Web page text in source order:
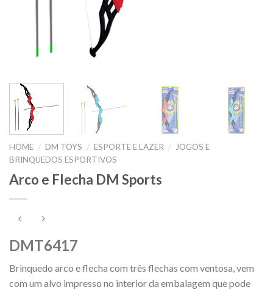
HOME / DM TOYS / ESPORTE E LAZER /
JOGOS E
BRINQUEDOS ESPORTIVOS
Arco e Flecha DM Sports
DMT6417
Brinquedo arco e flecha com três flechas com ventosa, vem
com um alvo impresso no interior da embalagem que pode